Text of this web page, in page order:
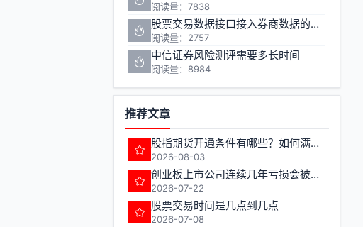
阅读量：7838
股票交易数据接口接入券商数据的方法有哪些
阅读量：2757
中信证券风险测评需要多长时间
阅读量：8984
推荐文章
股指期货开通条件有哪些？如何满足期货交易准入要求？
2026-08-03
创业板上市公司连续几年亏损会被实施退市风险警示
2026-07-22
股票交易时间是几点到几点
2026-07-08